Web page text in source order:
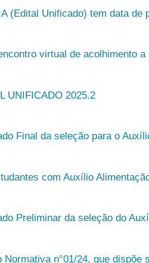
(Edital Unificado) tem data de
virtual de acolhimento
UNIFICADO 2025.2
Final da seleção para o
com Auxílio
Preliminar da seleção do
Normativa n°01/24, que